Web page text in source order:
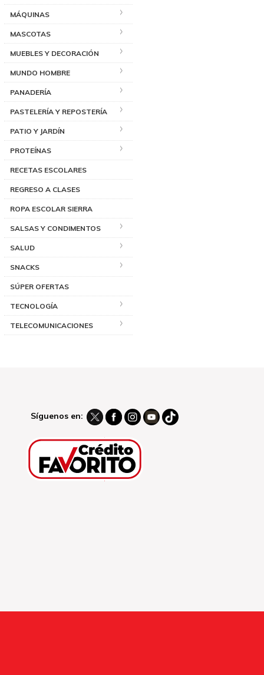
MÁQUINAS
MASCOTAS
MUEBLES Y DECORACIÓN
MUNDO HOMBRE
PANADERÍA
PASTELERÍA Y REPOSTERÍA
PATIO Y JARDÍN
PROTEÍNAS
RECETAS ESCOLARES
REGRESO A CLASES
ROPA ESCOLAR SIERRA
SALSAS Y CONDIMENTOS
SALUD
SNACKS
SÚPER OFERTAS
TECNOLOGÍA
TELECOMUNICACIONES
Síguenos en: